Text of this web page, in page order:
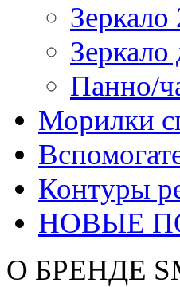
Панно/
Морилки
Контуры
НОВЫЕ
О БРЕНДЕ